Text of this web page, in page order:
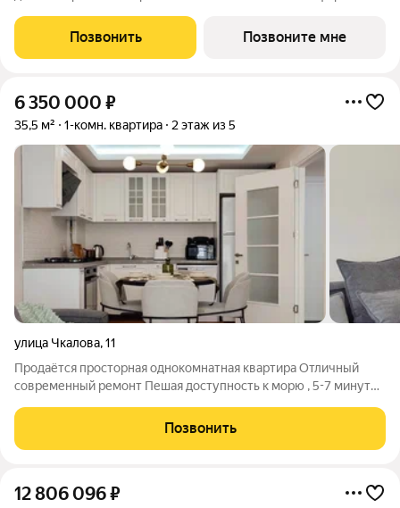
постарались максимально сохранить окружающую флору и
фауну. Теплое море, горы, целебные
Позвонить Позвоните мне
6 350 000 ₽
35,5 м² 1-комн. квартира 2 этаж из 5
улица Чкалова,11
Продаётся просторная однокомнатная квартира Отличный
современный ремонт Пешая доступность к морю , 5-7 минут
Позвонить
12 806 096₽